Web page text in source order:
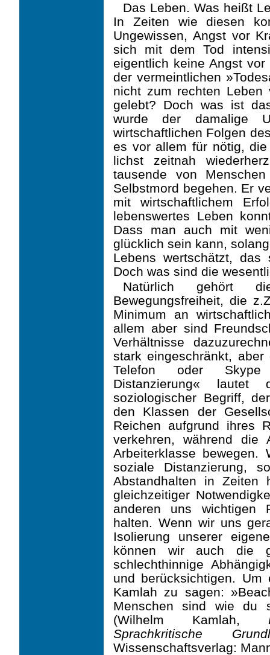
Das Leben. Was heißt
In Zeiten wie diesen
Ungewissen, Angst vor
sich mit dem Tod
eigentlich keine Angst
der vermeintlichen
nicht zum rechten Leben
gelebt? Doch was ist
wurde der damalige
wirtschaftlichen Folgen
es vor allem für nötig,
lichst zeitnah
tausende von
Selbstmord begehen. Er
mit wirtschaftli­chem
lebenswertes Leben
Dass man auch mit
glücklich sein kann,
Lebens wertschätzt,
Doch was sind die
Natürlich gehört
Bewegungsfreiheit, die
Minimum an
allem aber sind
Verhältnisse
stark eingeschränkt,
Telefon oder Skype
Distanzierung« lautet
soziologischer Begriff,
den Klassen der
Reichen aufgrund ihres
verkehren, während die
Arbeiterklasse
soziale Distanzie­rung,
Abstandhalten in Zeiten
gleichzeitiger
anderen uns wichtigen
halten. Wenn wir uns
Isolie­rung unserer
können wir auch die
schlechthinnige
und berücksichti­gen.
Kamlah zu sagen:
Menschen sind wie du
(Wilhelm Kamlah,
Sprachkritische
Wissenschaftsverlag: